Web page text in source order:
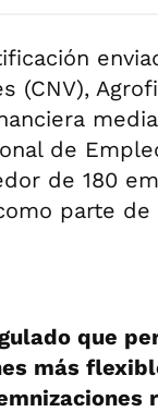
(CNV),
de
de 180
parte de
que
más